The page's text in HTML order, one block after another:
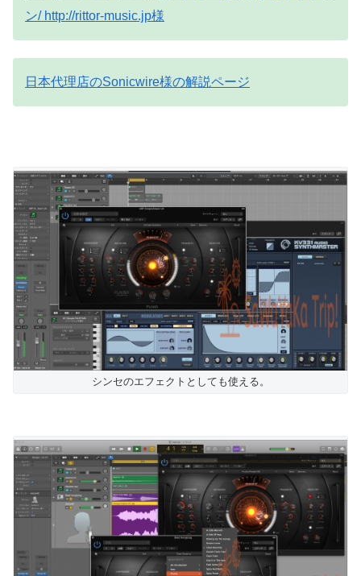
ン/ http://rittor-music.jp様
日本代理店のSonicwire様の解説ページ
シンセのエフェクトとしても使える。